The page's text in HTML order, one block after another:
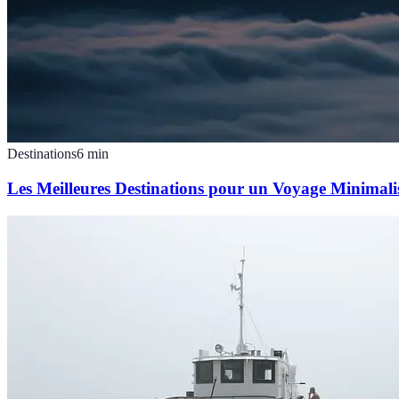
Destinations6 min
Les Meilleures Destinations pour un Voyage